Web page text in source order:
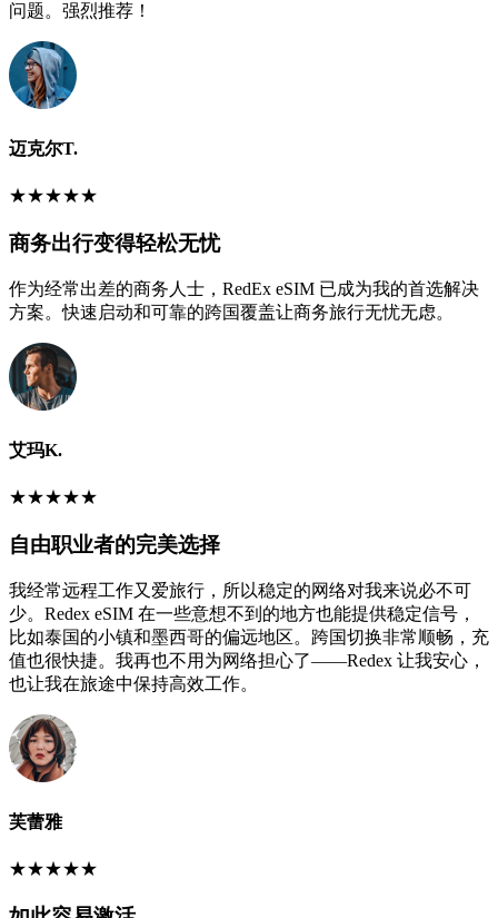
问题。强烈推荐！
迈克尔T.
★★★★★
商务出行变得轻松无忧
作为经常出差的商务人士，RedEx eSIM 已成为我的首选解决
方案。快速启动和可靠的跨国覆盖让商务旅行无忧无虑。
艾玛K.
★★★★★
自由职业者的完美选择
我经常远程工作又爱旅行，所以稳定的网络对我来说必不可
少。Redex eSIM 在一些意想不到的地方也能提供稳定信号，
比如泰国的小镇和墨西哥的偏远地区。跨国切换非常顺畅，充
值也很快捷。我再也不用为网络担心了——Redex 让我安心，
也让我在旅途中保持高效工作。
芙蕾雅
★★★★★